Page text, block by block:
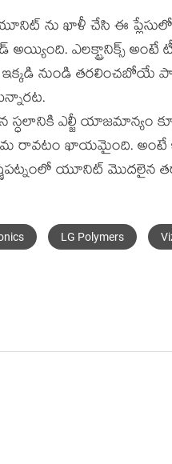
ను ఖాళీ చేసి ఈ ప్లేసులో
ఎలక్ట్రానిక్స్ అంటే
నుండి తరలించబోయే
స్ధలానికి ఎల్జీ
రావటం ఖాయమైంది. అంటే
యూనిట్ మొదలైన
LG Polymers